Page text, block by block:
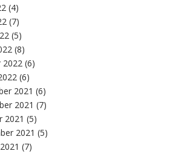
(4)
(7)
(5)
(8)
2022 (6)
(6)
2021 (6)
2021 (7)
2021 (5)
2021 (5)
(7)